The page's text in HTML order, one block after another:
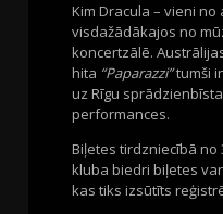
Kim Dracula – vieni
visdažādākajos no
koncertzālē.
hita “Paparazzi”tumši
uz Rīgu
performances.
Biļetes tirdzniecībā no
kluba biedri biļetes
kas tiks izsūtīts